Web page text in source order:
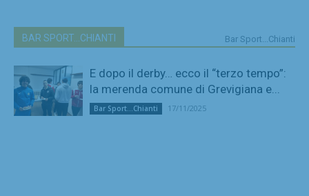
BAR SPORT...CHIANTI Bar Sport...Chianti
E dopo il derby… ecco il “terzo tempo”:
la merenda comune di Grevigiana e...
Bar Sport...Chianti 17/11/2025